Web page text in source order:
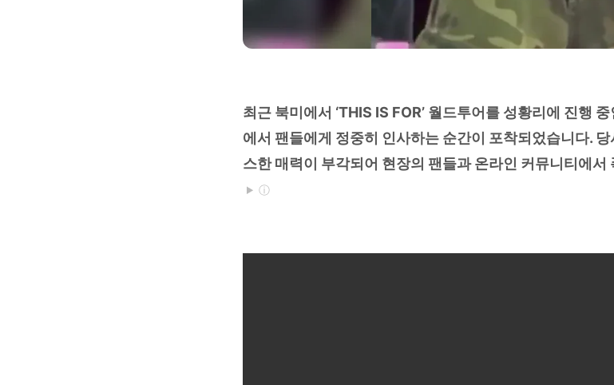
최근 북미에서 ‘THIS IS FOR’ 월드투어를 성황리에 진행
에서 팬들에게 정중히 인사하는 순간이 포착되었습니다.
스한 매력이 부각되어 현장의 팬들과 온라인 커뮤니티에서
ⓘ